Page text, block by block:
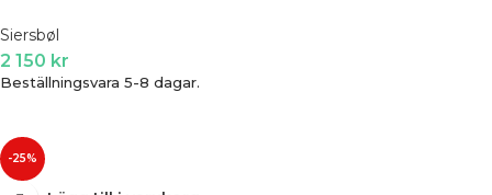
Siersbøl
2 150 kr
Beställningsvara 5-8 dagar.
-25%